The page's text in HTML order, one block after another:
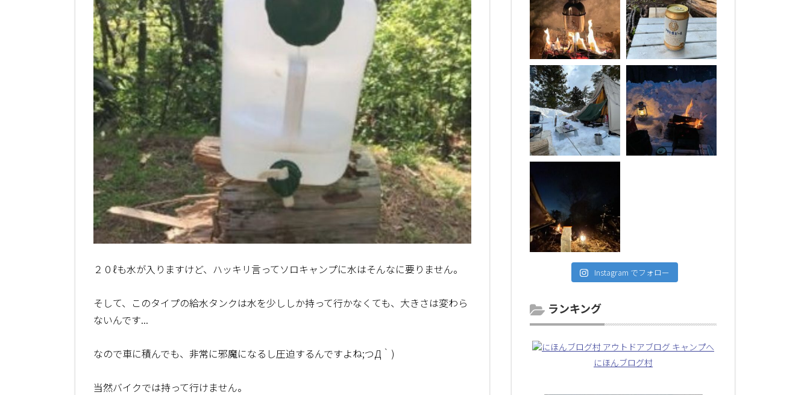
２０ℓも水が入りますけど、ハッキリ言ってソロキャンプに水はそんなに要りません。
そして、このタイプの給水タンクは水を少ししか持って行かなくても、大きさは変わら
ないんです...
なので車に積んでも、非常に邪魔になるし圧迫するんですよね;つД｀)
当然バイクでは持って行けません。
Instagram でフォロー
ランキング
にほんブログ村